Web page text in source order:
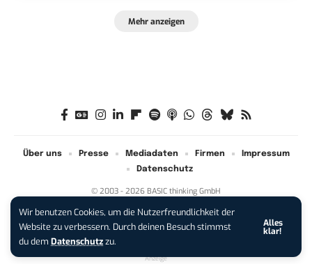
Wir benutzen Cookies, um die Nutzerfreundlichkeit der
Website zu verbessern. Durch deinen Besuch stimmst
du dem Datenschutzzu.
Alles
klar!
Mehr anzeigen
© 2003 - 2026 BASIC thinking GmbH
Über uns Presse Mediadaten Firmen
Impressum
Datenschutz
iPhone 17 Pro sichern:Für 1 € +
200 € Hardware-Bonus!
Anzeige